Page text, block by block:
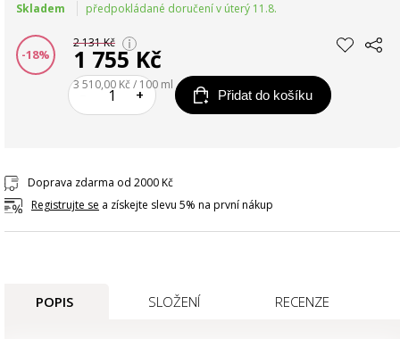
Skladem předpokládané doručení v úterý 11.8.
-18%
2 131 Kč
1 755 Kč
3 510,00 Kč / 100 ml
+ Přidat do košíku
Doprava zdarma od 2000 Kč
Registrujte se a získejte slevu 5% na první nákup
POPIS SLOŽENÍ RECENZE